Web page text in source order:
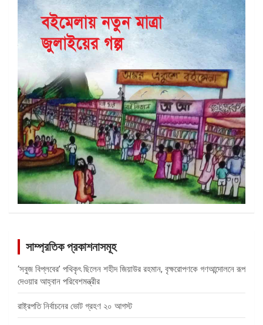
সাম্প্রতিক প্রকাশনাসমূহ
‘সবুজ বিপ্লবের’ পথিকৃৎ ছিলেন শহীদ জিয়াউর রহমান, বৃক্ষরোপণকে গণআন্দোলনে রূপ
দেওয়ার আহ্বান পরিবেশমন্ত্রীর
রাষ্ট্রপতি নির্বাচনের ভোট গ্রহণ ২০ আগস্ট